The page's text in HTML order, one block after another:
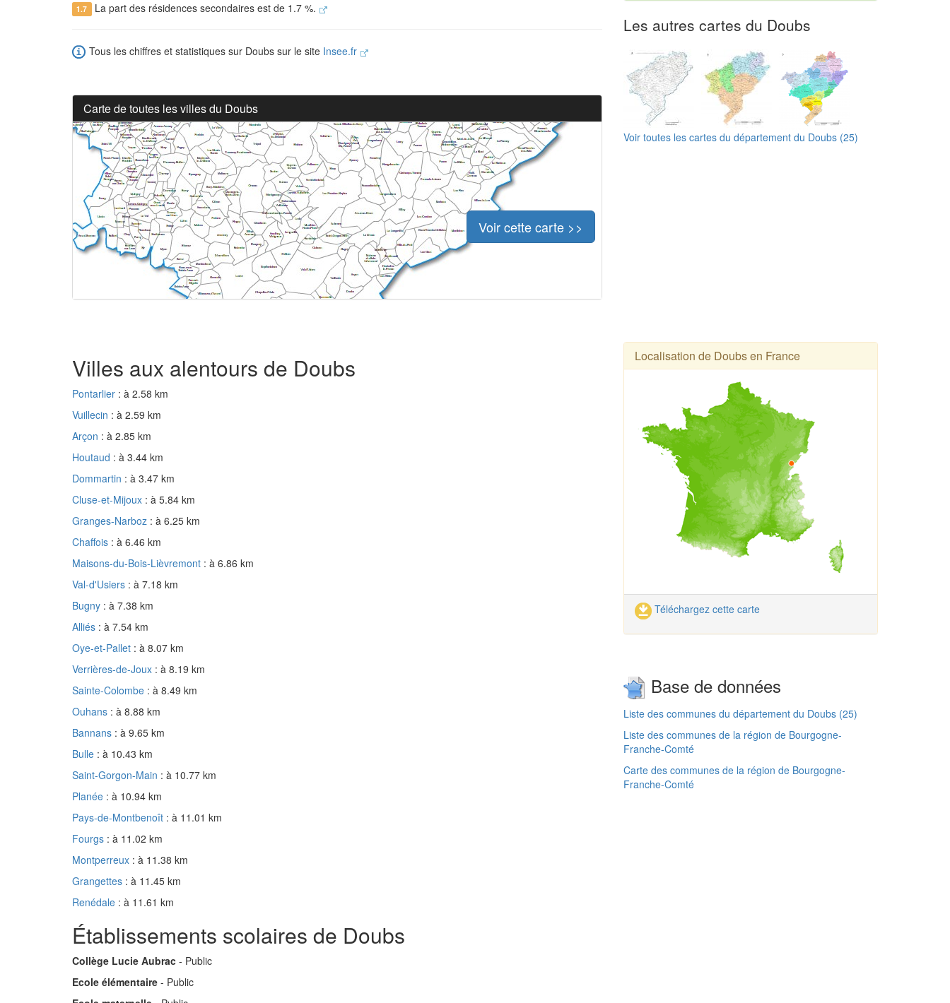
1.7 La part des résidences secondaires est de 1.7 %.
Tous les chiffres et statistiques sur Doubs sur le site Insee.fr
Carte de toutes les villes du Doubs
Voir cette carte >>
Les autres cartes du Doubs
Voir toutes les cartes du département du Doubs (25)
Villes aux alentours de Doubs
Pontarlier : à 2.58 km
Vuillecin : à 2.59 km
Arçon : à 2.85 km
Houtaud : à 3.44 km
Dommartin : à 3.47 km
Cluse-et-Mijoux : à 5.84 km
Granges-Narboz : à 6.25 km
Chaffois : à 6.46 km
Maisons-du-Bois-Lièvremont : à 6.86 km
Val-d'Usiers : à 7.18 km
Bugny : à 7.38 km
Alliés : à 7.54 km
Oye-et-Pallet : à 8.07 km
Verrières-de-Joux : à 8.19 km
Sainte-Colombe : à 8.49 km
Ouhans : à 8.88 km
Bannans : à 9.65 km
Bulle : à 10.43 km
Saint-Gorgon-Main : à 10.77 km
Planée : à 10.94 km
Pays-de-Montbenoît : à 11.01 km
Fourgs : à 11.02 km
Montperreux : à 11.38 km
Grangettes : à 11.45 km
Renédale : à 11.61 km
Établissements scolaires de Doubs
Collège Lucie Aubrac - Public
Ecole élémentaire - Public
Localisation de Doubs en France
Téléchargez cette carte
Base de données
Liste des communes du département du Doubs (25)
Liste des communes de la région de Bourgogne-
Franche-Comté
Carte des communes de la région de Bourgogne-
Franche-Comté